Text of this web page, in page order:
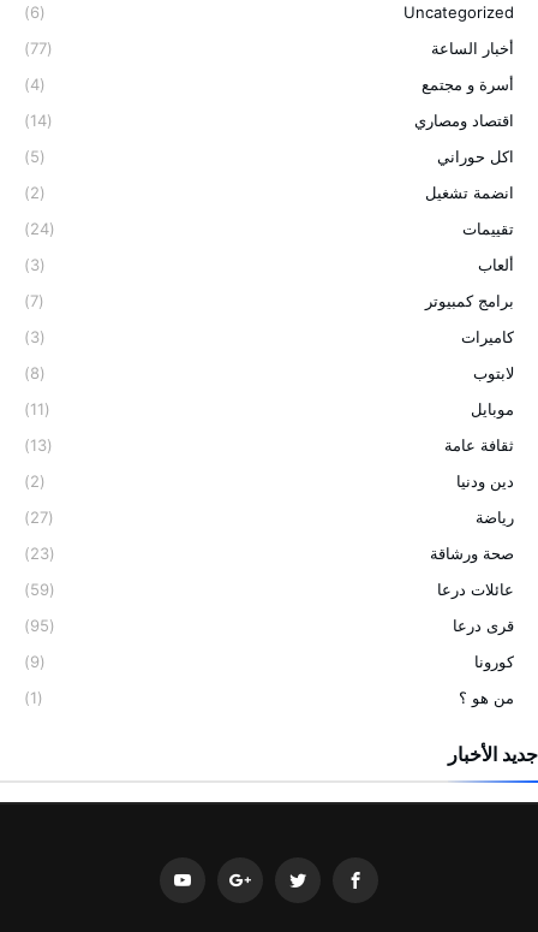
Uncategorized
(6)
أخبار الساعة
(77)
أسرة و مجتمع
(4)
اقتصاد ومصاري
(14)
اكل حوراني
(5)
انضمة تشغيل
(2)
تقييمات
(24)
ألعاب
(3)
برامج كمبيوتر
(7)
كاميرات
(3)
لابتوب
(8)
موبايل
(11)
ثقافة عامة
(13)
دين ودنيا
(2)
رياضة
(27)
صحة ورشاقة
(23)
عائلات درعا
(59)
قرى درعا
(95)
كورونا
(9)
من هو ؟
(1)
جديد الأخبار